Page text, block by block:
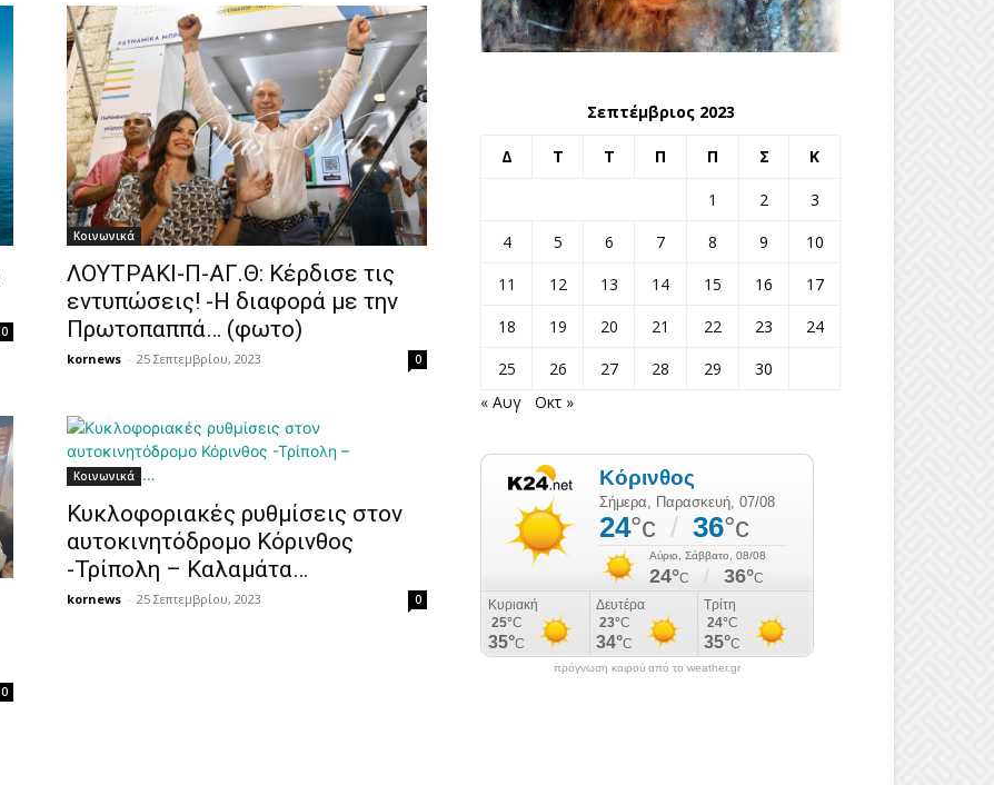
0
Κοινωνικά
ΛΟΥΤΡΑΚΙ-Π-ΑΓ.Θ: Κέρδισε τις
εντυπώσεις! -Η διαφορά με την
Πρωτοπαππά… (φωτο)
kornews - 25 Σεπτεμβρίου, 2023 0
0
Κοινωνικά
Κυκλοφοριακές ρυθμίσεις στον
αυτοκινητόδρομο Κόρινθος
-Τρίπολη – Καλαμάτα…
kornews - 25 Σεπτεμβρίου, 2023 0
Σεπτέμβριος 2023
Δ Τ Τ Π Π Σ Κ
1 2
3
4
5 6 7 8 9
10
11
12 13 14 15 16
17
18
19 20 21 22 23
24
25
26 27 28 29
30
« Αυγ
Οκτ »
πρόγνωση καιρού από το weather.gr